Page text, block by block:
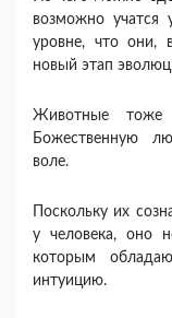
возможно учатся
уровне, что они,
новый этап
Животные тоже
Божественную
воле.
Поскольку их
у человека, оно
которым
интуицию.